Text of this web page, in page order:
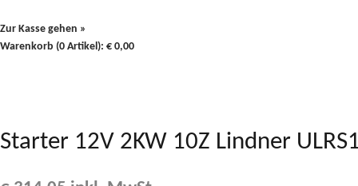
Zur Kasse gehen »
Warenkorb (0 Artikel): € 0,00
Starter 12V 2KW 10Z Lindner